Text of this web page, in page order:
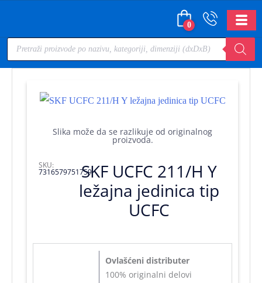
0
Slika može da se razlikuje od originalnog
proizvoda.
SKF UCFC 211/H Y
ležajna jedinica tip
UCFC
SKU:
7316579751759
Ovlašćeni distributer
100% originalni delovi